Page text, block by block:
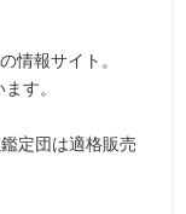
情報サイト。
す。
定団は適格販売